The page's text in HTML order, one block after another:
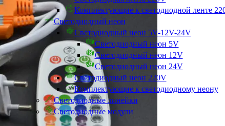
Комплектующие к светодиодной ленте
Светодиодный неон
Светодиодный неон 5V-12V-24V
Светодиодный неон 5V
Светодиодный неон 12V
Светодиодный неон 24V
Светодиодный неон 220V
Комплектующие к светодиодному неону
Светодиодные линейки
Светодиодные модули